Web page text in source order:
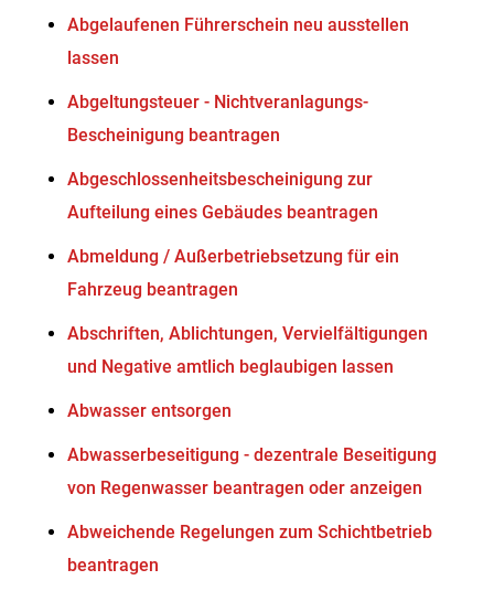
Abgelaufenen Führerschein neu ausstellen
lassen
Abgeltungsteuer - Nichtveranlagungs-
Bescheinigung beantragen
Abgeschlossenheitsbescheinigung zur
Aufteilung eines Gebäudes beantragen
Abmeldung / Außerbetriebsetzung für ein
Fahrzeug beantragen
Abschriften, Ablichtungen, Vervielfältigungen
und Negative amtlich beglaubigen lassen
Abwasser entsorgen
Abwasserbeseitigung - dezentrale Beseitigung
von Regenwasser beantragen oder anzeigen
Abweichende Regelungen zum Schichtbetrieb
beantragen